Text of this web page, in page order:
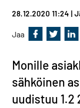
28.12.2020 11:24 |
Jaa Jaa Jaa
Monille
sähköinen
uudistuu 1.2